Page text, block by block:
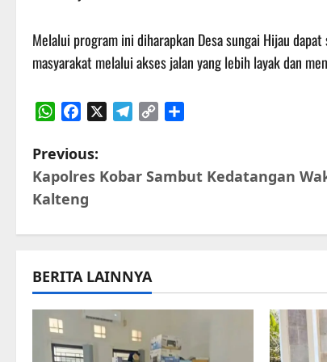
Melalui program ini diharapkan Desa sungai Hijau
masyarakat melalui akses jalan yang lebih layak dan
P
o
s
n
Previous:
Kapolres Kobar Sambut Kedatangan
Kalteng
BERITA LAINNYA